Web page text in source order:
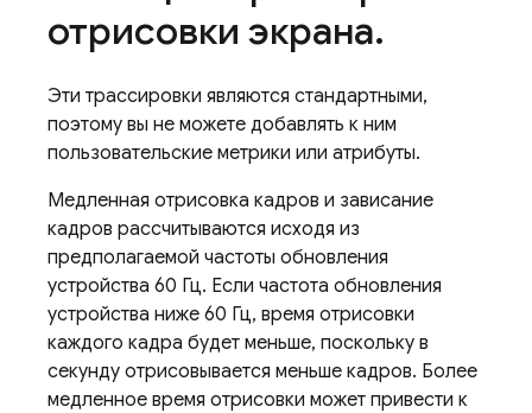
отрисовки экрана.
Эти трассировки являются стандартными,
поэтому вы не можете добавлять к ним
пользовательские метрики или атрибуты.
Медленная отрисовка кадров и зависание
кадров рассчитываются исходя из
предполагаемой частоты обновления
устройства 60 Гц. Если частота обновления
устройства ниже 60 Гц, время отрисовки
каждого кадра будет меньше, поскольку в
секунду отрисовывается меньше кадров. Более
медленное время отрисовки может привести к